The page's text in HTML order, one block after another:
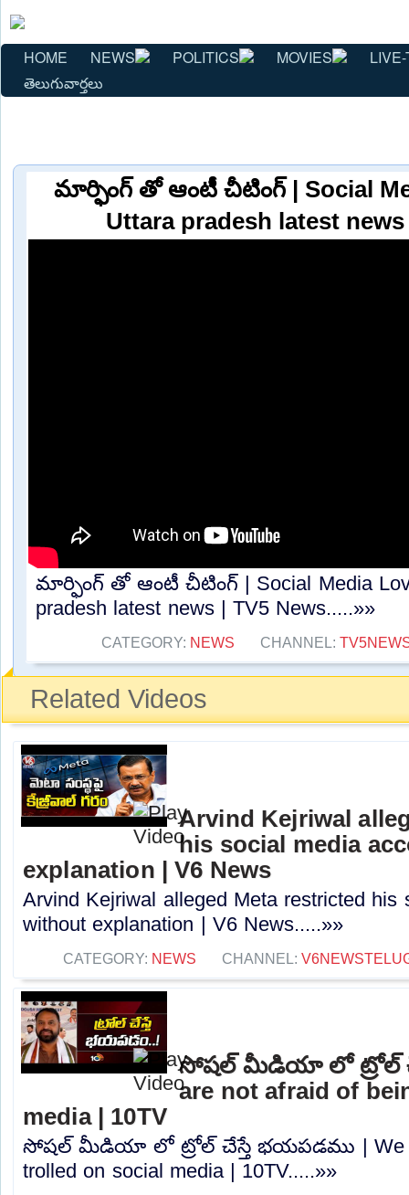
HOME NEWS POLITICS MOVIES
తెలుగువార్తలు
మార్ఫింగ్ తో ఆంటీ చీటింగ్ | Social
Uttara pradesh latest news
మార్ఫింగ్ తో ఆంటీ చీటింగ్ | Social Media
pradesh latest news | TV5 News.....»»
CATEGORY: NEWS CHANNEL:
Related Videos
Arvind Kejriwal
his social media
explanation | V6 News
Arvind Kejriwal alleged Meta restricted his
without explanation | V6 News.....»»
CATEGORY: NEWS CHANNEL:
సోషల్ మీడియా లో ట్రోల్
are not afraid of
media | 10TV
సోషల్ మీడియా లో ట్రోల్ చేస్తే భయపడము | We
trolled on social media | 10TV.....»»